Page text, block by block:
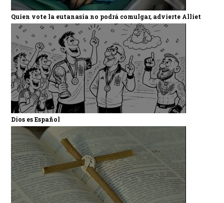
Quien vote la eutanasia no podrá comulgar, advierte Alliet
Dios es Español